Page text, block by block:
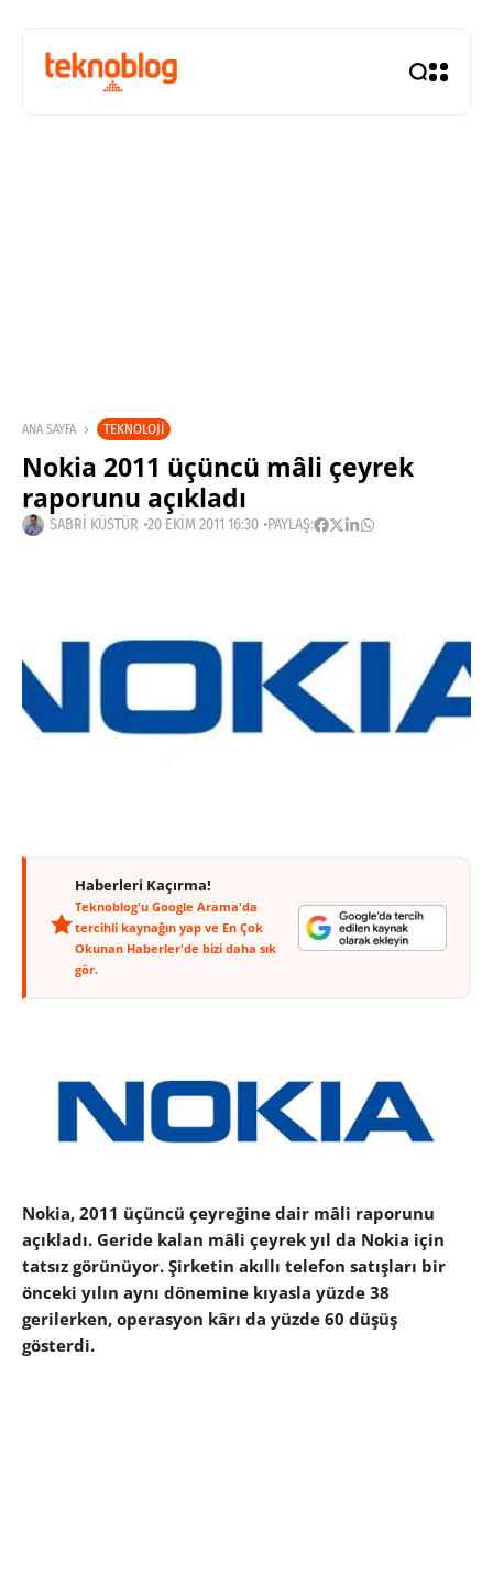
ANA SAYFA TEKNOLOJI
Nokia 2011 üçüncü mâli çeyrek
raporunu açıkladı
SABRI KÜSTÜR 20 EKIM 2011 16:30 PAYLAŞ:
Haberleri Kaçırma!
Teknoblog'u Google Arama'da
tercihli kaynağın yap ve En Çok
Okunan Haberler'de bizi daha sık
gör.
Nokia, 2011 üçüncü çeyreğine dair mâli raporunu
açıkladı. Geride kalan mâli çeyrek yıl da Nokia için
tatsız görünüyor. Şirketin akıllı telefon satışları bir
önceki yılın aynı dönemine kıyasla yüzde 38
gerilerken, operasyon kârı da yüzde 60 düşüş
gösterdi.